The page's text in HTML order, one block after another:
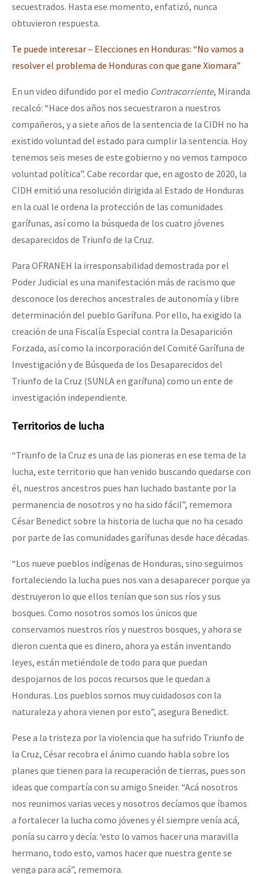
secuestrados. Hasta ese momento, enfatizó, nunca
obtuvieron respuesta.
Te puede interesar – Elecciones en Honduras: “No vamos a
resolver el problema de Honduras con que gane Xiomara”
En un video difundido por el medio Contracorriente, Miranda
recalcó: “Hace dos años nos secuestraron a nuestros
compañeros, y a siete años de la sentencia de la CIDH no ha
existido voluntad del estado para cumplir la sentencia. Hoy
tenemos seis meses de este gobierno y no vemos tampoco
voluntad política”. Cabe recordar que, en agosto de 2020, la
CIDH emitió una resolución dirigida al Estado de Honduras
en la cual le ordena la protección de las comunidades
garífunas, así como la búsqueda de los cuatro jóvenes
desaparecidos de Triunfo de la Cruz.
Para OFRANEH la irresponsabilidad demostrada por el
Poder Judicial es una manifestación más de racismo que
desconoce los derechos ancestrales de autonomía y libre
determinación del pueblo Garífuna. Por ello, ha exigido la
creación de una Fiscalía Especial contra la Desaparición
Forzada, así como la incorporación del Comité Garífuna de
Investigación y de Búsqueda de los Desaparecidos del
Triunfo de la Cruz (SUNLA en garífuna) como un ente de
investigación independiente.
Territorios de lucha
“Triunfo de la Cruz es una de las pioneras en ese tema de la
lucha, este territorio que han venido buscando quedarse con
él, nuestros ancestros pues han luchado bastante por la
permanencia de nosotros y no ha sido fácil”, rememora
César Benedict sobre la historia de lucha que no ha cesado
por parte de las comunidades garífunas desde hace décadas.
“Los nueve pueblos indígenas de Honduras, sino seguimos
fortaleciendo la lucha pues nos van a desaparecer porque ya
destruyeron lo que ellos tenían que son sus ríos y sus
bosques. Como nosotros somos los únicos que
conservamos nuestros ríos y nuestros bosques, y ahora se
dieron cuenta que es dinero, ahora ya están inventando
leyes, están metiéndole de todo para que puedan
despojarnos de los pocos recursos que le quedan a
Honduras. Los pueblos somos muy cuidadosos con la
naturaleza y ahora vienen por esto”, asegura Benedict.
Pese a la tristeza por la violencia que ha sufrido Triunfo de
la Cruz, César recobra el ánimo cuando habla sobre los
planes que tienen para la recuperación de tierras, pues son
ideas que compartía con su amigo Sneider. “Acá nosotros
nos reunimos varias veces y nosotros decíamos que íbamos
a fortalecer la lucha como jóvenes y él siempre venía acá,
ponía su carro y decía: ‘esto lo vamos hacer una maravilla
hermano, todo esto, vamos hacer que nuestra gente se
venga para acá”, rememora.